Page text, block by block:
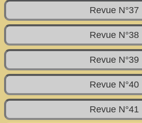
Revue N°37
Revue N°38
Revue N°39
Revue N°40
Revue N°41